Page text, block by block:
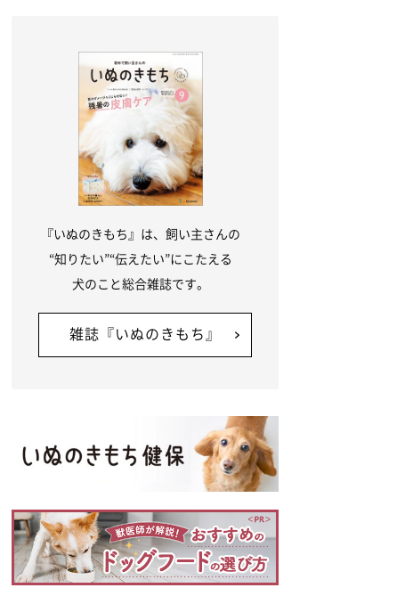
『いぬのきもち』は、飼い主さんの
“知りたい”“伝えたい”にこたえる
犬のこと総合雑誌です。
雑誌『いぬのきもち』